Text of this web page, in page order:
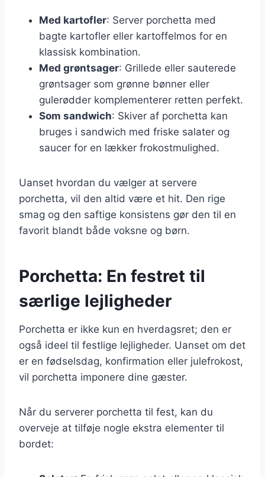
Med kartofler: Server porchetta med
bagte kartofler eller kartoffelmos for en
klassisk kombination.
Med grøntsager: Grillede eller sauterede
grøntsager som grønne bønner eller
gulerødder komplementerer retten perfekt.
Som sandwich: Skiver af porchetta kan
bruges i sandwich med friske salater og
saucer for en lækker frokostmulighed.
Uanset hvordan du vælger at servere
porchetta, vil den altid være et hit. Den rige
smag og den saftige konsistens gør den til en
favorit blandt både voksne og børn.
Porchetta: En festret til
særlige lejligheder
Porchetta er ikke kun en hverdagsret; den er
også ideel til festlige lejligheder. Uanset om det
er en fødselsdag, konfirmation eller julefrokost,
vil porchetta imponere dine gæster.
Når du serverer porchetta til fest, kan du
overveje at tilføje nogle ekstra elementer til
bordet: